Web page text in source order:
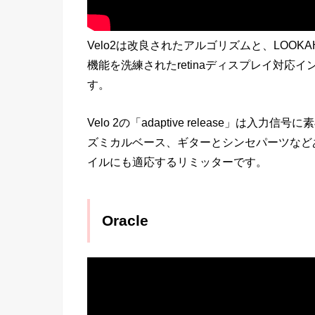
Velo2は改良されたアルゴリズムと、
機能を洗練されたretinaディスプレイ対応イ
す。
Velo 2の「adaptive release」は入力信号に
ズミカルベース、ギターとシンセパーツな
イルにも適応するリミッターです。
Oracle